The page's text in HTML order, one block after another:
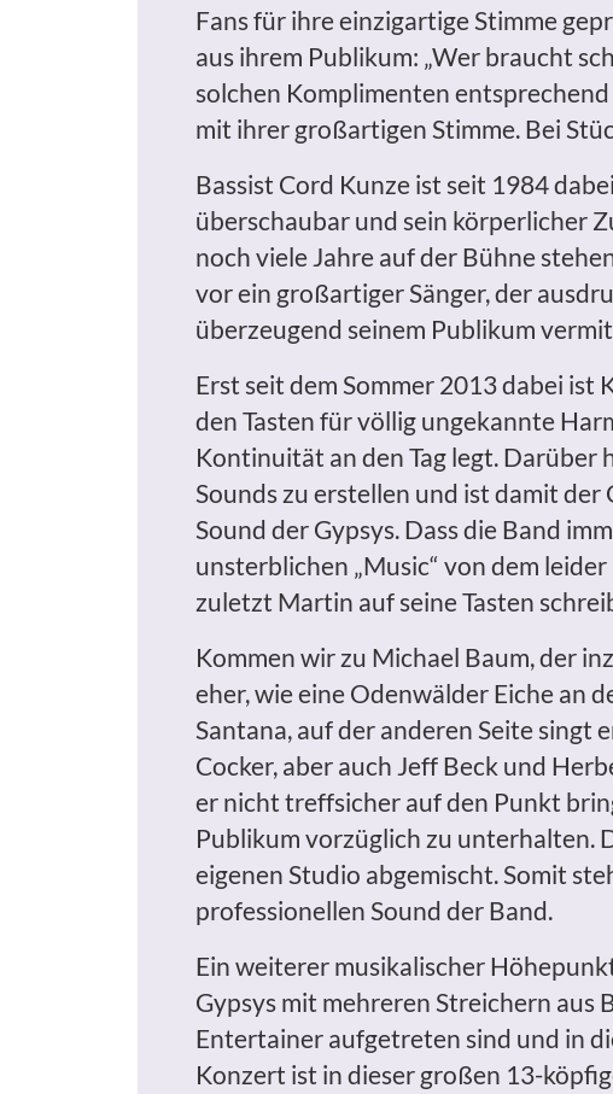
Fans für ihre einzigartige Stimme
aus ihrem Publikum: „Wer braucht
solchen Komplimenten
mit ihrer großartigen Stimme. Bei
Bassist Cord Kunze ist seit 1984
überschaubar und sein körperlicher
noch viele Jahre auf der Bühne
vor ein großartiger Sänger, der
überzeugend seinem Publikum
Erst seit dem Sommer 2013 dabei
den Tasten für völlig ungekannte
Kontinuität an den Tag legt.
Sounds zu erstellen und ist damit
Sound der Gypsys. Dass die Band
unsterblichen „Music“ von dem
zuletzt Martin auf seine Tasten
Kommen wir zu Michael Baum, der
eher, wie eine Odenwälder Eiche an
Santana, auf der anderen Seite singt
Cocker, aber auch Jeff Beck und
er nicht treffsicher auf den Punkt
Publikum vorzüglich zu unterhalten.
eigenen Studio abgemischt. Somit
professionellen Sound der Band.
Ein weiterer musikalischer
Gypsys mit mehreren Streichern aus
Entertainer aufgetreten sind und in
Konzert ist in dieser großen 13-